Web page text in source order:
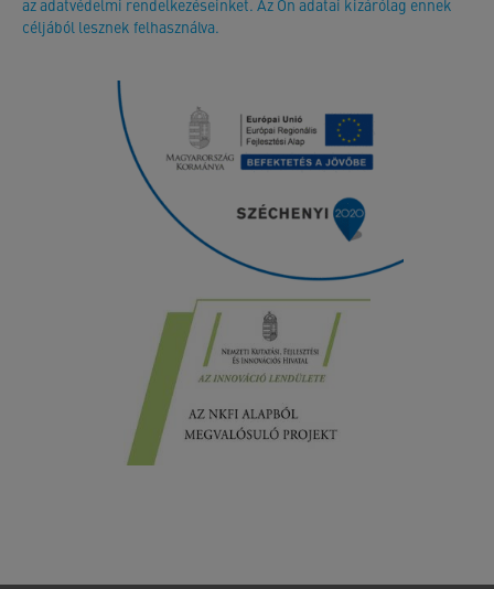
az adatvédelmi rendelkezéseinket. Az Ön adatai kizárólag ennek
céljából lesznek felhasználva.